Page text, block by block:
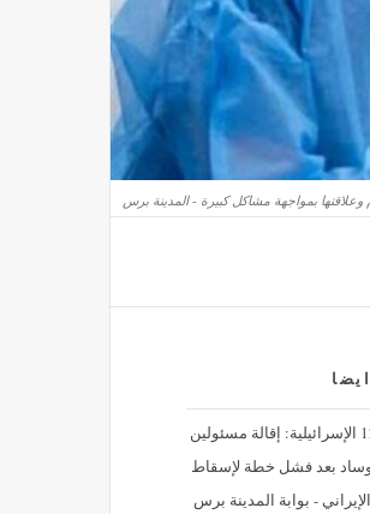
وعلاقتها بمواجهة مشاكل كبيرة - المدينة برس
القناة 12 الإسرائيلية: إقالة مسئولين
بعد فشل خطة لإسقاط
- بوابة المدينة برس